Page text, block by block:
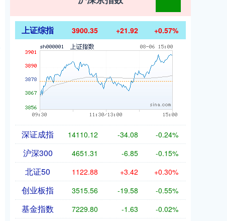
上证综指 3900.35 +21.92 +0.57%
深证成指 14110.12 -34.08 -0.24%
沪深300 4651.31 -6.85 -0.15%
北证50 1122.88 +3.42 +0.30%
创业板指 3515.56 -19.58 -0.55%
基金指数 7229.80 -1.63 -0.02%